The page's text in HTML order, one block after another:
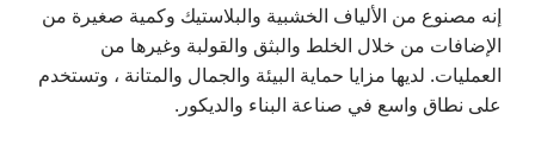
إنه مصنوع من الألياف الخشبية والبلاستيك وكمية صغيرة من
الإضافات من خلال الخلط والبثق والقولبة وغيرها من
العمليات. لديها مزايا حماية البيئة والجمال والمتانة ، وتستخدم
على نطاق واسع في صناعة البناء والديكور.